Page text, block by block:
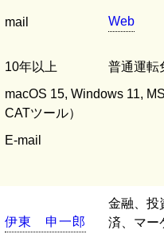
mail Web
10年以上
普通運転
macOS 15, Windows 11,
CATツール）
E-mail
伊東 申一郎
金融、投
済、マー